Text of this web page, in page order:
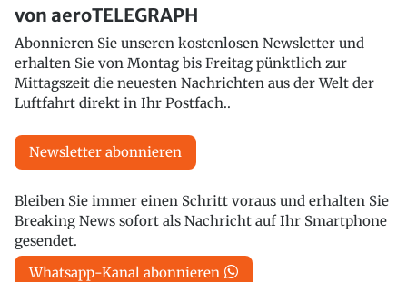
von aeroTELEGRAPH
Abonnieren Sie unseren kostenlosen Newsletter und
erhalten Sie von Montag bis Freitag pünktlich zur
Mittagszeit die neuesten Nachrichten aus der Welt der
Luftfahrt direkt in Ihr Postfach..
Newsletter abonnieren
Bleiben Sie immer einen Schritt voraus und erhalten Sie
Breaking News sofort als Nachricht auf Ihr Smartphone
gesendet.
Whatsapp-Kanal abonnieren